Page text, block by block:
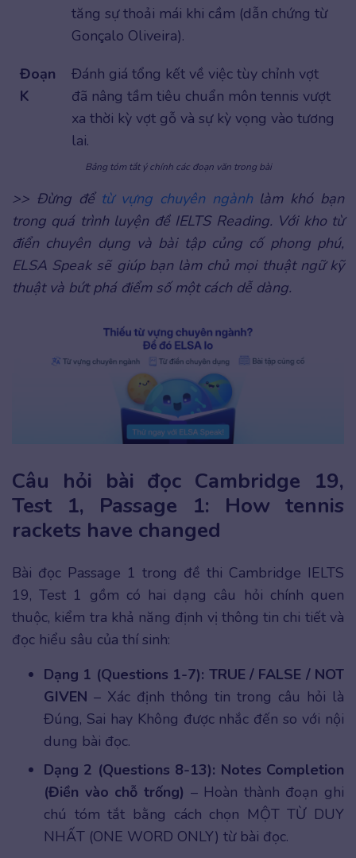
tăng sự thoải mái khi cầm (dẫn chứng từ
Gonçalo Oliveira).
Đoạn
K
Đánh giá tổng kết về việc tùy chỉnh vợt
đã nâng tầm tiêu chuẩn môn tennis vượt
xa thời kỳ vợt gỗ và sự kỳ vọng vào tương
lai.
Bảng tóm tắt ý chính các đoạn văn trong bài
>> Đừng để từ vựng chuyên ngànhlàm khó bạn
trong quá trình luyện đề IELTS Reading. Với kho từ
điển chuyên dụng và bài tập củng cố phong phú,
ELSA Speak sẽ giúp bạn làm chủ mọi thuật ngữ kỹ
thuật và bứt phá điểm số một cách dễ dàng.
Câu hỏi bài đọc Cambridge 19,
Test 1, Passage 1: How tennis
rackets have changed
Bài đọc Passage 1 trong đề thi Cambridge IELTS
19, Test 1 gồm có hai dạng câu hỏi chính quen
thuộc, kiểm tra khả năng định vị thông tin chi tiết và
đọc hiểu sâu của thí sinh:
Dạng 1 (Questions 1-7): TRUE / FALSE / NOT
GIVEN – Xác định thông tin trong câu hỏi là
Đúng, Sai hay Không được nhắc đến so với nội
dung bài đọc.
Dạng 2 (Questions 8-13): Notes Completion
(Điền vào chỗ trống) – Hoàn thành đoạn ghi
chú tóm tắt bằng cách chọn MỘT TỪ DUY
NHẤT (ONE WORD ONLY) từ bài đọc.